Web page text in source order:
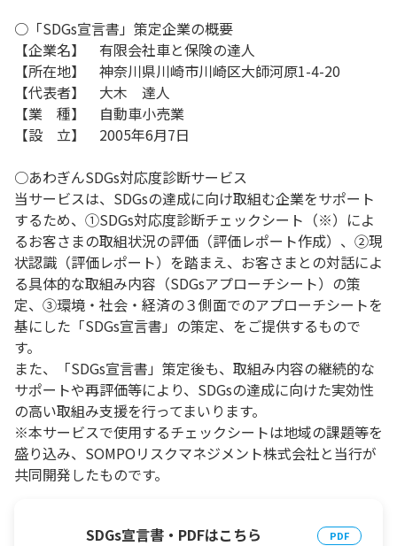
○「SDGs宣言書」策定企業の概要
【企業名】 有限会社車と保険の達人
【所在地】 神奈川県川崎市川崎区大師河原1-4-20
【代表者】 大木 達人
【業 種】 自動車小売業
【設 立】 2005年6月7日
○あわぎんSDGs対応度診断サービス
当サービスは、SDGsの達成に向け取組む企業をサポート
するため、①SDGs対応度診断チェックシート（※）によ
るお客さまの取組状況の評価（評価レポート作成）、②現
状認識（評価レポート）を踏まえ、お客さまとの対話によ
る具体的な取組み内容（SDGsアプローチシート）の策
定、③環境・社会・経済の３側面でのアプローチシートを
基にした「SDGs宣言書」の策定、をご提供するもので
す。
また、「SDGs宣言書」策定後も、取組み内容の継続的な
サポートや再評価等により、SDGsの達成に向けた実効性
の高い取組み支援を行ってまいります。
※本サービスで使用するチェックシートは地域の課題等を
盛り込み、SOMPOリスクマネジメント株式会社と当行が
共同開発したものです。
SDGs宣言書・PDFはこちら